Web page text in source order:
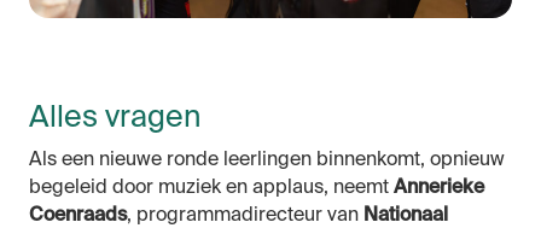
Alles vragen
Als een nieuwe ronde leerlingen binnenkomt, opnieuw
begeleid door muziek en applaus, neemt Annerieke
Coenraads, programmadirecteur van Nationaal